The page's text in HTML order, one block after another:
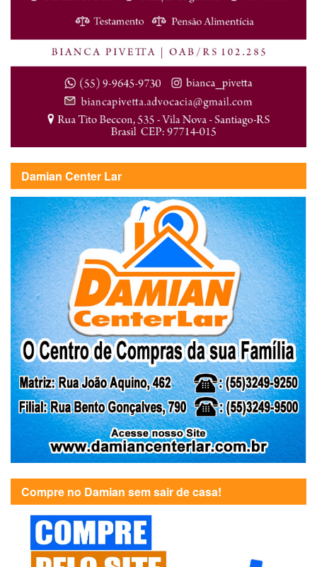
Damian Center Lar
Compre no Damian sem sair de casa!